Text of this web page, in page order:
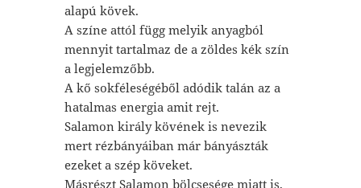
alapú kövek.
A színe attól függ melyik anyagból
mennyit tartalmaz de a zöldes kék szín
a legjelemzőbb.
A kő sokféleségéből adódik talán az a
hatalmas energia amit rejt.
Salamon király kövének is nevezik
mert rézbányáiban már bányászták
ezeket a szép köveket.
Másrészt Salamon bölcsesége miatt is,